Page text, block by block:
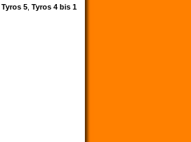
Tyros 5 Tyros 4 bis 1